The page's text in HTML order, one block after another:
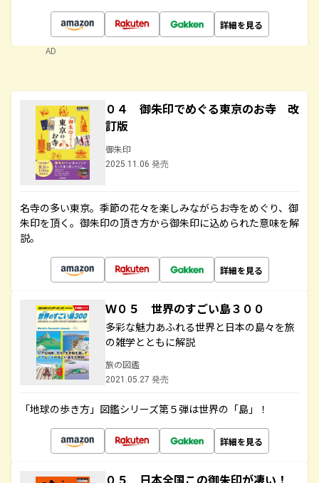
詳細を見る
AD
０４ 御朱印でめぐる東京のお寺 改
訂版
御朱印
2025.11.06 発売
名寺の多い東京。季節の花々を楽しみながらお寺をめぐり、御
朱印を頂く。御朱印の頂き方から御朱印に込められた意味を解
説。
詳細を見る
Ｗ０５ 世界のすごい島３００
多彩な魅力あふれる世界と日本の島々を旅
の雑学とともに解説
旅の図鑑
2021.05.27 発売
「地球の歩き方」図鑑シリーズ第５弾は世界の「島」！
詳細を見る
０５ 日本全国この御朱印が凄い！